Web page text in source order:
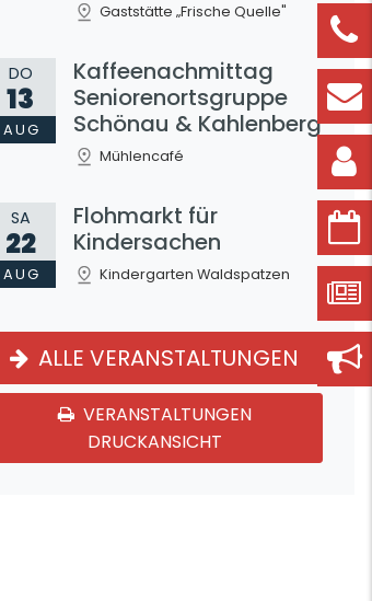
Gaststätte „Frische Quelle"
DO
13
AUG
Kaffeenachmittag
Seniorenortsgruppe
Schönau & Kahlenberg
Mühlencafé
SA
22
AUG
Flohmarkt für
Kindersachen
Kindergarten Waldspatzen
ALLE VERANSTALTUNGEN
VERANSTALTUNGEN
DRUCKANSICHT